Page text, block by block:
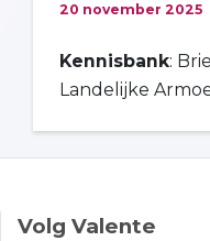
20 november 2025
Kennisbank:
Landelijke
Volg Valente